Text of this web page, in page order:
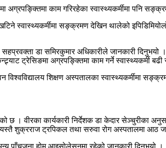
काम गरिरहेका स्वास्थ्यकर्मीमा पनि
स्वास्थ्यकर्मीमा सङ्क्रमण देखिन थालेको
डा समिरकुमार अधिकारीले जानकारी दिनुभयो
ट्रेसिङमा अग्रपङ्क्तिमा काम गर्ने स्वास्थ्यकर्मी
शिक्षण अस्पतालका स्वास्थ्यकर्मीमा
। वीरका कार्यकारी निर्देशक डा केदार सेञ्चुरीका
यस्तै शुक्रराज ट्रपिकल तथा सरुवा रोग अस्पतालमा आठ
पाँचजना होम आइसोलेसनमा रहेको जानकारी दिनुभयो ।